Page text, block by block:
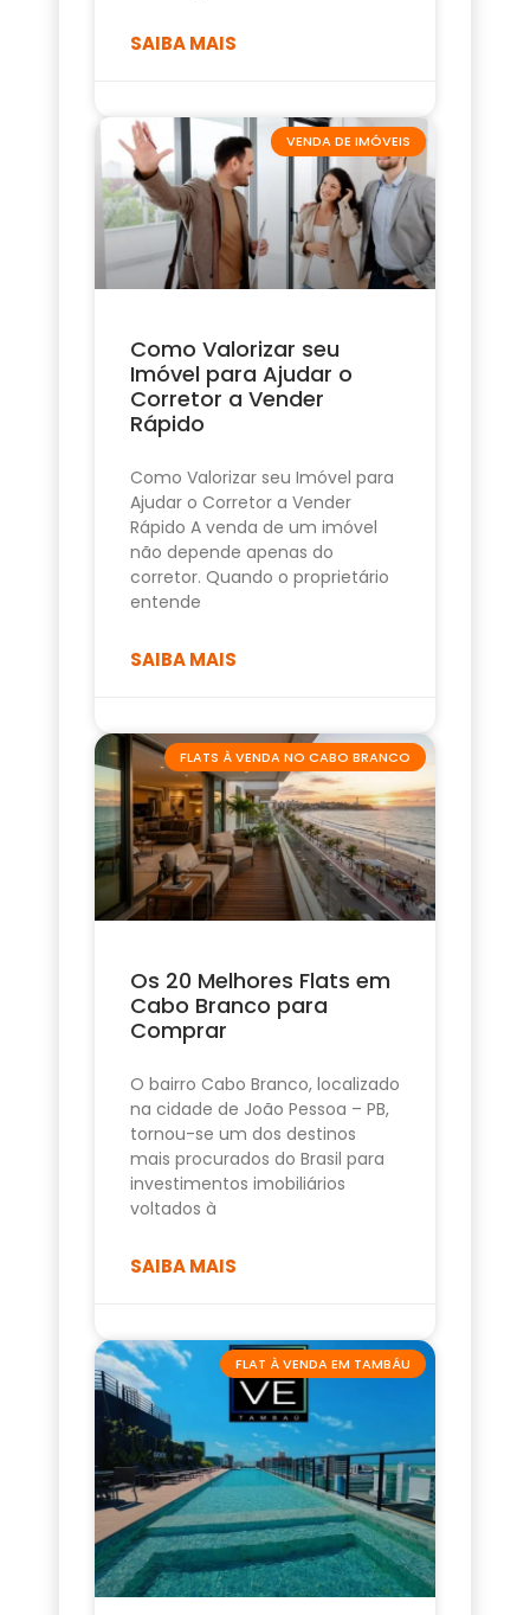
SAIBA MAIS
VENDA DE IMÓVEIS
Como Valorizar seu
Imóvel para Ajudar o
Corretor a Vender
Rápido
Como Valorizar seu Imóvel para
Ajudar o Corretor a Vender
Rápido A venda de um imóvel
não depende apenas do
corretor. Quando o proprietário
entende
SAIBA MAIS
FLATS À VENDA NO CABO BRANCO
Os 20 Melhores Flats em
Cabo Branco para
Comprar
O bairro Cabo Branco, localizado
na cidade de João Pessoa – PB,
tornou-se um dos destinos
mais procurados do Brasil para
investimentos imobiliários
voltados à
SAIBA MAIS
FLAT À VENDA EM TAMBÁU